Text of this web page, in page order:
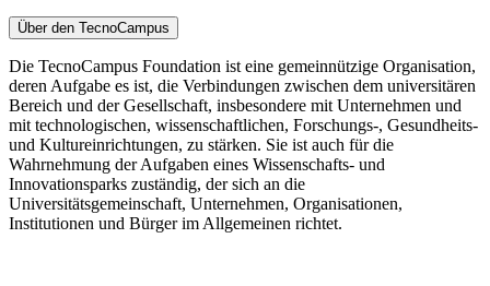
Über den TecnoCampus
Die TecnoCampus Foundation ist eine gemeinnützige Organisation,
deren Aufgabe es ist, die Verbindungen zwischen dem universitären
Bereich und der Gesellschaft, insbesondere mit Unternehmen und
mit technologischen, wissenschaftlichen, Forschungs-, Gesundheits-
und Kultureinrichtungen, zu stärken. Sie ist auch für die
Wahrnehmung der Aufgaben eines Wissenschafts- und
Innovationsparks zuständig, der sich an die
Universitätsgemeinschaft, Unternehmen, Organisationen,
Institutionen und Bürger im Allgemeinen richtet.